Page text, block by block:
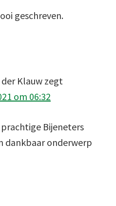
geschreven.
der Klauw zegt
om 06:32
prachtige Bijeneters
dankbaar onderwerp